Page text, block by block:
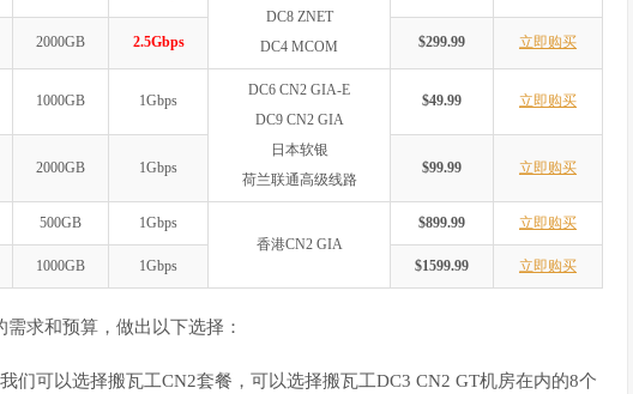
DC8 ZNET
DC4 MCOM
2000GB 2.5Gbps $299.99 立即购买
1000GB 1Gbps
DC6 CN2 GIA-E
DC9 CN2 GIA
日本软银
荷兰联通高级线路
$49.99 立即购买
2000GB 1Gbps $99.99 立即购买
500GB
1Gbps
香港CN2 GIA
$899.99 立即购买
1000GB 1Gbps $1599.99 立即购买
求和预算，做出以下选择：
们可以选择搬瓦工CN2套餐，可以选择搬瓦工DC3 CN2 GT机房在内的8个